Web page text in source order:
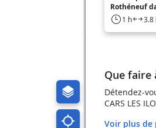
Rothéneuf
1 h 3.8
Que faire
Détendez-
CARS LES
Voir plus